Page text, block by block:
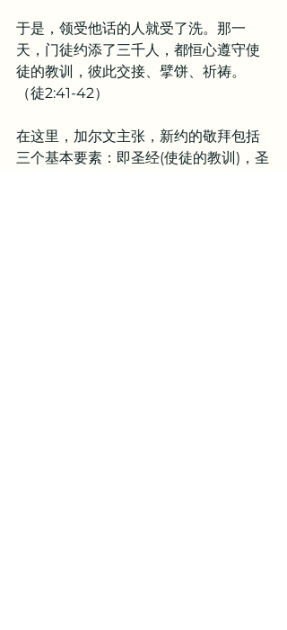
于是，领受他话的人就受了洗。那一
天，门徒约添了三千人，都恒心遵守使
徒的教训，彼此交接、擘饼、祈祷。
（徒2:41-42）
在这里，加尔文主张，新约的敬拜包括
三个基本要素：即圣经(使徒的教训)，圣